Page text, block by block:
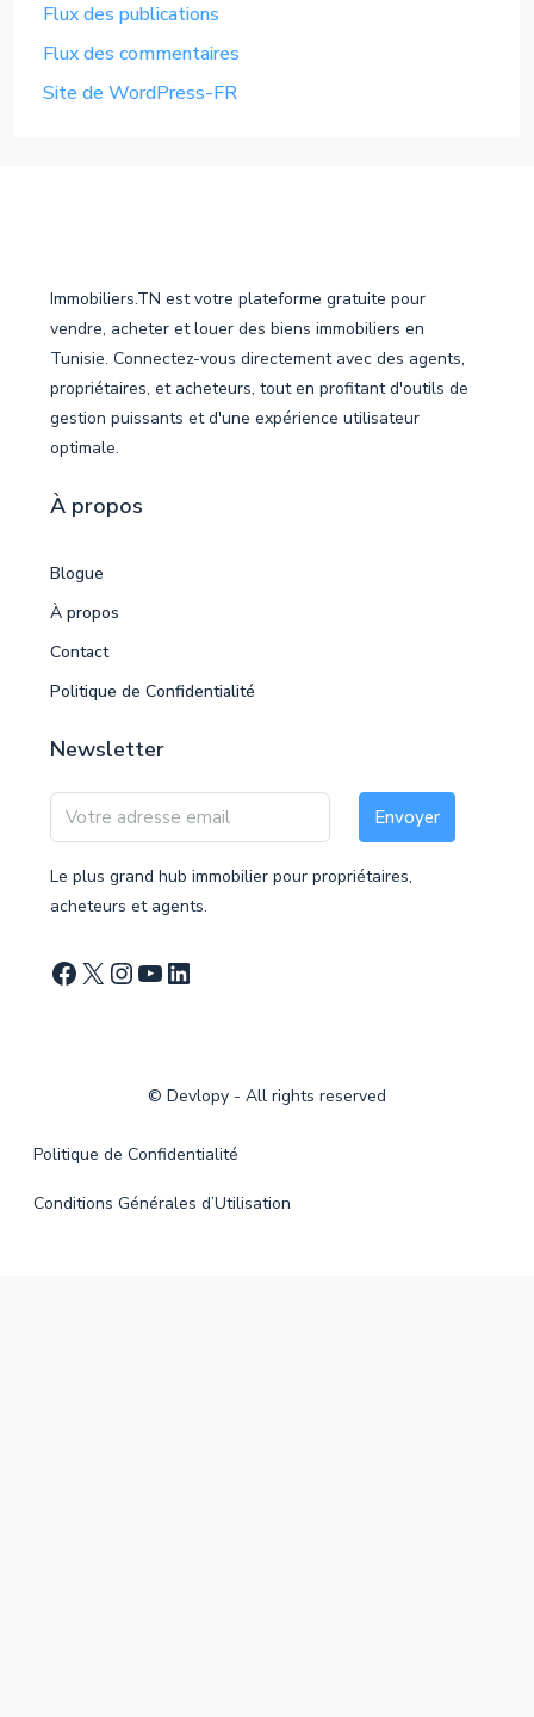
Flux des publications
Flux des commentaires
Site de WordPress-FR
Immobiliers.TN est votre plateforme gratuite pour
vendre, acheter et louer des biens immobiliers en
Tunisie. Connectez-vous directement avec des agents,
propriétaires, et acheteurs, tout en profitant d'outils de
gestion puissants et d'une expérience utilisateur
optimale.
À propos
Blogue
À propos
Contact
Politique de Confidentialité
Newsletter
Envoyer
Le plus grand hub immobilier pour propriétaires,
acheteurs et agents.
© Devlopy - All rights reserved
Politique de Confidentialité
Conditions Générales d’Utilisation